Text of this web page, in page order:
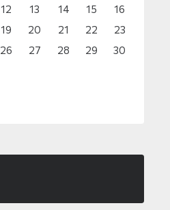
12 13 14 15
16
19 20 21 22
23
26 27 28 29
30